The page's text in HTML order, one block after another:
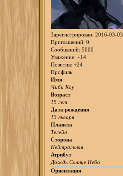
Зарегистрирован: 2016-03-03
Приглашений: 0
Сообщений: 5000
Уважение: +14
Позитив: +24
Профиль:
Имя
Чиби Коу
Возраст
15 лет
Дата рождения
13 января
Планета
Телейн
Сторона
Нейтральная
Атрибут
Дождь Солнце Небо
Ориентация